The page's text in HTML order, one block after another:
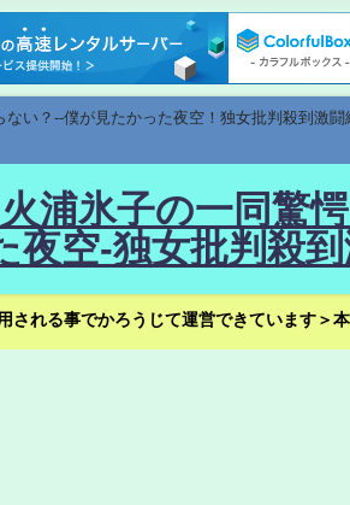
い？--僕が見たかった夜空！独女批判殺到激
浦氷子の一同驚
夜空-独女批判殺
れる事でかろうじて運営できています＞